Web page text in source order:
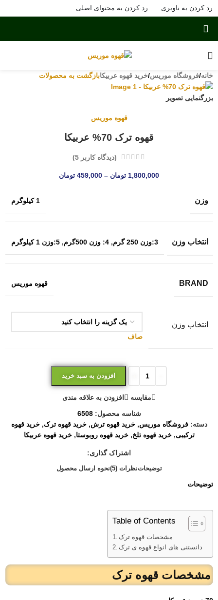
رد کردن به ناوبری رد کردن به محتوای اصلی
خانه/فروشگاه موریس/خرید قهوه عربیکابازگشت به محصولات
بزرگنمایی تصویر
قهوه موریس
قهوه ترک 70% عربیکا
(دیدگاه کاربر 5
)
1,800,000 تومان –
459,000 تومان
وزن 1 کیلوگرم
انتخاب وزن 3:وزن 250 گرم ,4: وزن 500گرم ,5:وزن 1 کیلوگرم
BRAND قهوه موریس
انتخاب وزن
صاف
افزودن به سبد خرید
مقایسه افزودن به علاقه مندی
شناسه محصول:6508
دسته: فروشگاه موریس, خرید قهوه ترش, خرید قهوه ترک, خرید قهوه
ترکیبی, خرید قهوه تلخ, خرید قهوه روبوستا, خرید قهوه عربیکا
اشتراک گذاری:
توضیحاتنظرات (5) نحوه ارسال محصول
توضیحات
Table of Contents
مشخصات قهوه ترک
دانستنی های انواع قهوه ی ترک
مشخصات قهوه ترک